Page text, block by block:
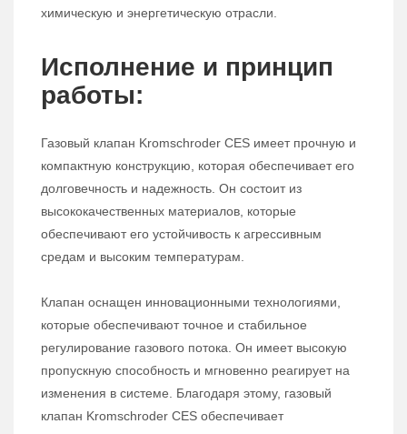
химическую и энергетическую отрасли.
Исполнение и принцип
работы:
Газовый клапан Kromschroder CES имеет прочную и
компактную конструкцию, которая обеспечивает его
долговечность и надежность. Он состоит из
высококачественных материалов, которые
обеспечивают его устойчивость к агрессивным
средам и высоким температурам.
Клапан оснащен инновационными технологиями,
которые обеспечивают точное и стабильное
регулирование газового потока. Он имеет высокую
пропускную способность и мгновенно реагирует на
изменения в системе. Благодаря этому, газовый
клапан Kromschroder CES обеспечивает